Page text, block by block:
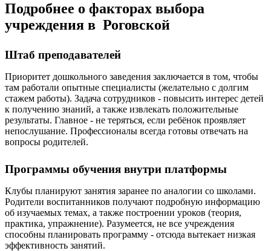
Подробнее о факторах выбора
учреждения в Роговской
Штаб преподавателей
Приоритет дошкольного заведения заключается в том, чтобы
там работали опытные специалисты (желательно с долгим
стажем работы). Задача сотрудников - повысить интерес детей
к получению знаний, а также извлекать положительные
результаты. Главное - не теряться, если ребёнок проявляет
непослушание. Профессионалы всегда готовы отвечать на
вопросы родителей.
Программы обучения внутри платформы
Клубы планируют занятия заранее по аналогии со школами.
Родители воспитанников получают подробную информацию
об изучаемых темах, а также построении уроков (теория,
практика, упражнение). Разумеется, не все учреждения
способны планировать программу - отсюда вытекает низкая
эффективность занятий.